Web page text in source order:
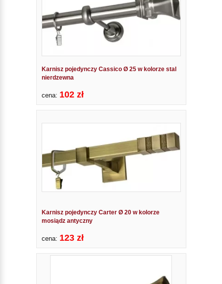
Karnisz pojedynczy Cassico Ø 25 w kolorze stal
nierdzewna
cena: 102 zł
Karnisz pojedynczy Carter Ø 20 w kolorze
mosiądz antyczny
cena: 123 zł